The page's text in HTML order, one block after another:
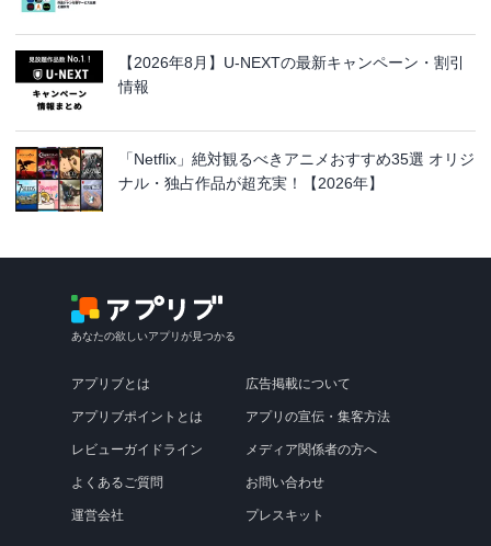
【2026年8月】U-NEXTの最新キャンペーン・割引
情報
「Netflix」絶対観るべきアニメおすすめ35選 オリジ
ナル・独占作品が超充実！【2026年】
あなたの欲しいアプリが見つかる
アプリブとは
アプリブポイントとは
レビューガイドライン
よくあるご質問
運営会社
広告掲載について
アプリの宣伝・集客方法
メディア関係者の方へ
お問い合わせ
プレスキット